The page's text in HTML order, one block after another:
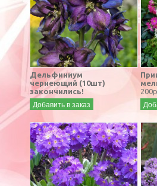
Дельфиниум
чернеющий (10шт)
закончились!
Добавить в заказ
200р